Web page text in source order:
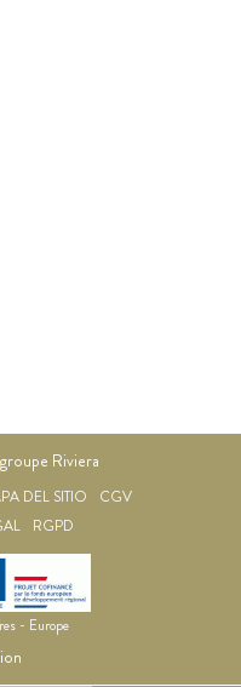
Riviera
DEL SITIO
CGV
RGPD
- Europe